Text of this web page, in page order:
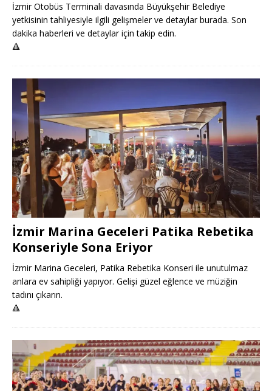
İzmir Otobüs Terminali davasında Büyükşehir Belediye
yetkisinin tahliyesiyle ilgili gelişmeler ve detaylar burada. Son
dakika haberleri ve detaylar için takip edin.
🔺
İzmir Marina Geceleri Patika Rebetika
Konseriyle Sona Eriyor
İzmir Marina Geceleri, Patika Rebetika Konseri ile unutulmaz
anlara ev sahipliği yapıyor. Gelişi güzel eğlence ve müziğin
tadını çıkarın.
🔺